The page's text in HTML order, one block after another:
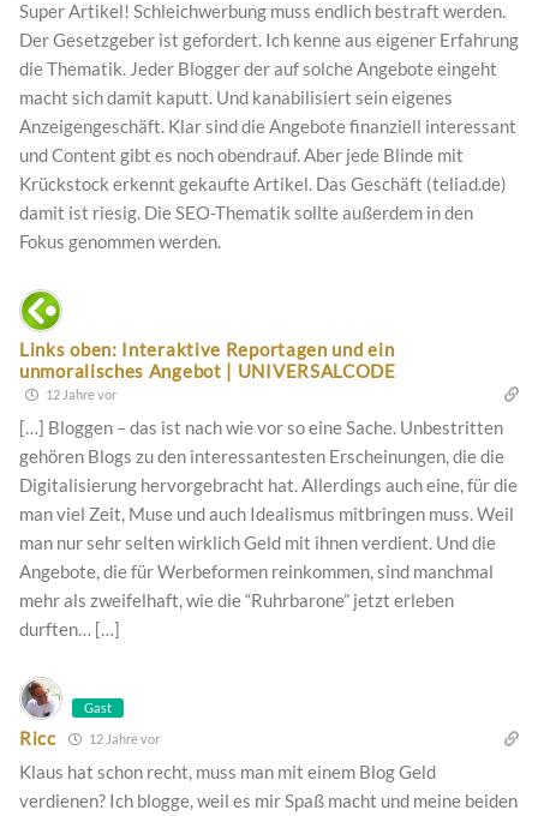
Super Artikel! Schleichwerbung muss endlich bestraft werden.
Der Gesetzgeber ist gefordert. Ich kenne aus eigener Erfahrung
die Thematik. Jeder Blogger der auf solche Angebote eingeht
macht sich damit kaputt. Und kanabilisiert sein eigenes
Anzeigengeschäft. Klar sind die Angebote finanziell interessant
und Content gibt es noch obendrauf. Aber jede Blinde mit
Krückstock erkennt gekaufte Artikel. Das Geschäft (teliad.de)
damit ist riesig. Die SEO-Thematik sollte außerdem in den
Fokus genommen werden.
Links oben: Interaktive Reportagen und ein
unmoralisches Angebot | UNIVERSALCODE
12 Jahre vor
[…] Bloggen – das ist nach wie vor so eine Sache. Unbestritten
gehören Blogs zu den interessantesten Erscheinungen, die die
Digitalisierung hervorgebracht hat. Allerdings auch eine, für die
man viel Zeit, Muse und auch Idealismus mitbringen muss. Weil
man nur sehr selten wirklich Geld mit ihnen verdient. Und die
Angebote, die für Werbeformen reinkommen, sind manchmal
mehr als zweifelhaft, wie die “Ruhrbarone” jetzt erleben
durften… […]
Gast
Ricc 12 Jahre vor
Klaus hat schon recht, muss man mit einem Blog Geld
verdienen? Ich blogge, weil es mir Spaß macht und meine beiden